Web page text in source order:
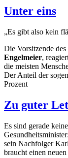
Unter eins
„Es gibt also kein
Die Vorsitzende
Engelmeier,
die meisten
Der Anteil der
Prozent
Zu guter
Es sind gerade
sein Nachfolger
braucht einen